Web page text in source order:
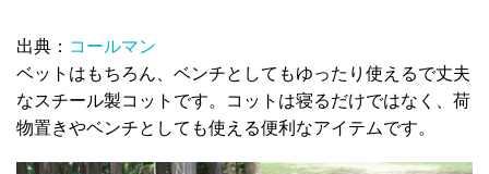
出典： コールマン
ベットはもちろん、ベンチとしてもゆったり使えるで丈夫
なスチール製コットです。コットは寝るだけではなく、荷
物置きやベンチとしても使える便利なアイテムです。